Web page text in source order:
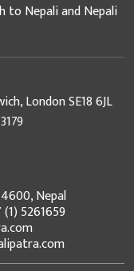
to Nepali and Nepali
London SE18 6JL
Nepal
(1) 5261659